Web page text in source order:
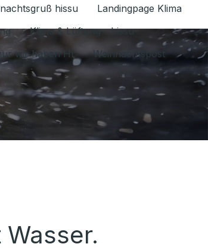
1.6.2026 umschalten
hissu
Landingpage Klima
Klima & Lüftung - hissu
wir haben HI
Weihnachtspost